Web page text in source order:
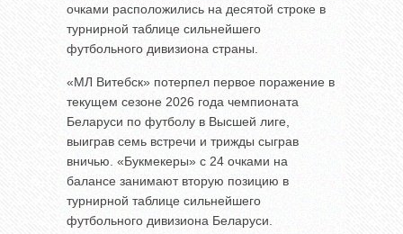
очками расположились на десятой строке в
турнирной таблице сильнейшего
футбольного дивизиона страны.
«МЛ Витебск» потерпел первое поражение в
текущем сезоне 2026 года чемпионата
Беларуси по футболу в Высшей лиге,
выиграв семь встречи и трижды сыграв
вничью. «Букмекеры» с 24 очками на
балансе занимают вторую позицию в
турнирной таблице сильнейшего
футбольного дивизиона Беларуси.